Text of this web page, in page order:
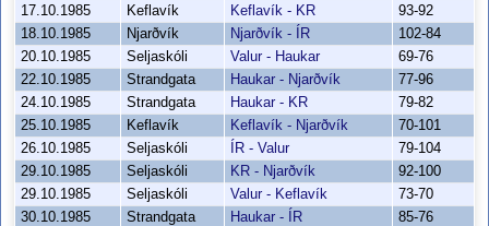
17.10.1985
Keflavík Keflavík - KR
93-92
18.10.1985
Njarðvík Njarðvík - ÍR
102-84
20.10.1985
Seljaskóli Valur - Haukar
69-76
22.10.1985
Strandgata Haukar - Njarðvík
77-96
24.10.1985
Strandgata Haukar - KR
79-82
25.10.1985
Keflavík Keflavík - Njarðvík
70-101
26.10.1985
Seljaskóli ÍR - Valur
79-104
29.10.1985
Seljaskóli KR - Njarðvík
92-100
29.10.1985
Seljaskóli Valur - Keflavík
73-70
30.10.1985
Strandgata Haukar - ÍR
85-76